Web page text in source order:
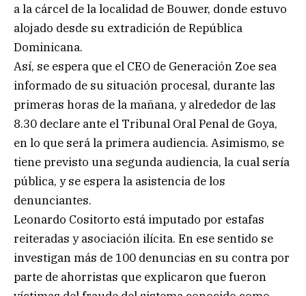
a la cárcel de la localidad de Bouwer, donde estuvo
alojado desde su extradición de República
Dominicana.
Así, se espera que el CEO de Generación Zoe sea
informado de su situación procesal, durante las
primeras horas de la mañana, y alrededor de las
8.30 declare ante el Tribunal Oral Penal de Goya,
en lo que será la primera audiencia. Asimismo, se
tiene previsto una segunda audiencia, la cual sería
pública, y se espera la asistencia de los
denunciantes.
Leonardo Cositorto está imputado por estafas
reiteradas y asociación ilícita. En ese sentido se
investigan más de 100 denuncias en su contra por
parte de ahorristas que explicaron que fueron